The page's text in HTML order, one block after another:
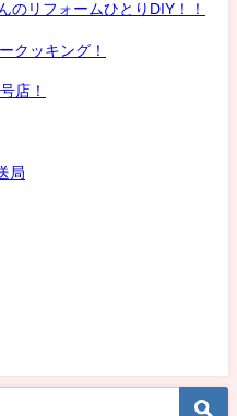
のリフォームひとりDIY！！
クッキング！
店！
局